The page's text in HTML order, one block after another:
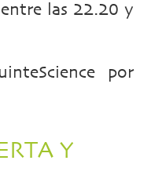
las 22.20 y
por
Y